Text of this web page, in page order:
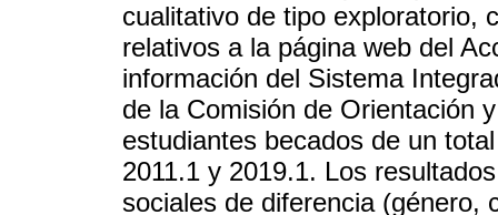
cualitativo de tipo exploratorio,
relativos a la página web del
información del Sistema
de la Comisión de Orientación
estudiantes becados de un
2011.1 y 2019.1. Los
sociales de diferencia (género,